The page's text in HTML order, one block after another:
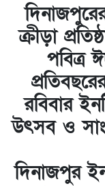
ক্রীড়া
পবিত্র
রবিবার
উৎসব ও
দিনাজপুর